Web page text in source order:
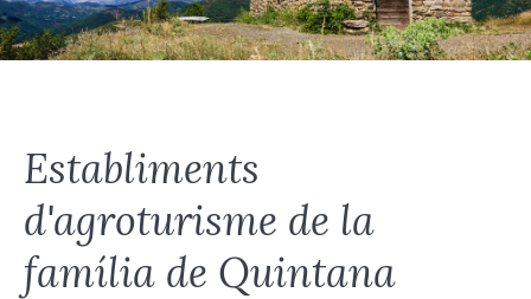
Establiments
d'agroturisme de la
família de Quintana